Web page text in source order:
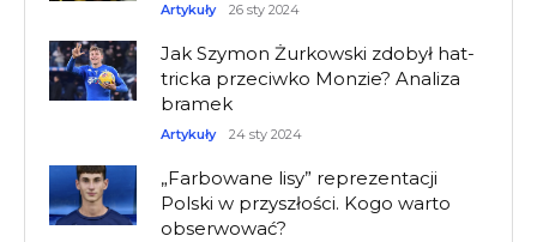
Artykuły 26 sty 2024
Jak Szymon Żurkowski zdobył hat-
tricka przeciwko Monzie? Analiza
bramek
Artykuły 24 sty 2024
„Farbowane lisy” reprezentacji
Polski w przyszłości. Kogo warto
obserwować?